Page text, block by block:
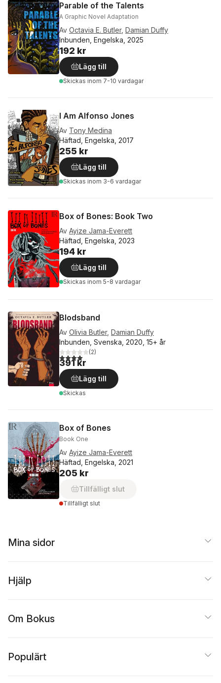
Parable of the Talents
A Graphic Novel Adaptation
Av Octavia E. Butler, Damian Duffy
Inbunden, Engelska, 2025
192 kr
Lägg till
Skickas inom 7-10 vardagar
I Am Alfonso Jones
Av Tony Medina
Häftad, Engelska, 2017
255 kr
Lägg till
Skickas inom 3-6 vardagar
Box of Bones: Book Two
Av Ayize Jama-Everett
Häftad, Engelska, 2023
194 kr
Lägg till
Skickas inom 5-8 vardagar
Blodsband
Av Olivia Butler, Damian Duffy
Inbunden, Svenska, 2020, 15+ år
4,0utav 5 stjärnor. Totalt antal röster:
(2)
391 kr
Lägg till
Skickas
Box of Bones
Book One
Av Ayize Jama-Everett
Häftad, Engelska, 2021
205 kr
Tillfälligt slut
Tillfälligt slut
Mina sidor
Hjälp
Om Bokus
Populärt